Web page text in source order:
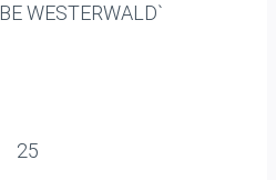
WESTERWALD`
25